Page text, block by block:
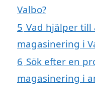
Valbo?
5 Vad hjälper till
magasinering i
6 Sök efter en
magasinering i